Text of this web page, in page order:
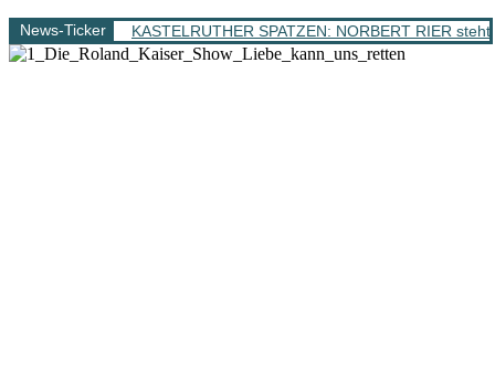
News-Ticker KASTELRUTHER SPATZEN: NORBERT RIER